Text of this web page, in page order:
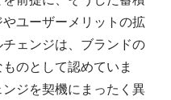
ユーザーメリットの拡
ェンジは、ブランドの
のとして認めていま
ジを契機にまったく異